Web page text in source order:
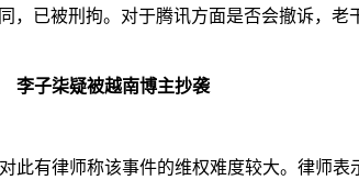
已被刑拘。对于腾讯方面是否会撤诉，
李子柒疑被越南博主抄袭
有律师称该事件的维权难度较大。律师